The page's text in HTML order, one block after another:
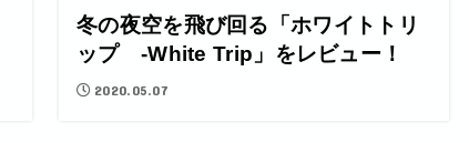
冬の夜空を飛び回る「ホワイトトリ
ップ -White Trip」をレビュー！
2020.05.07